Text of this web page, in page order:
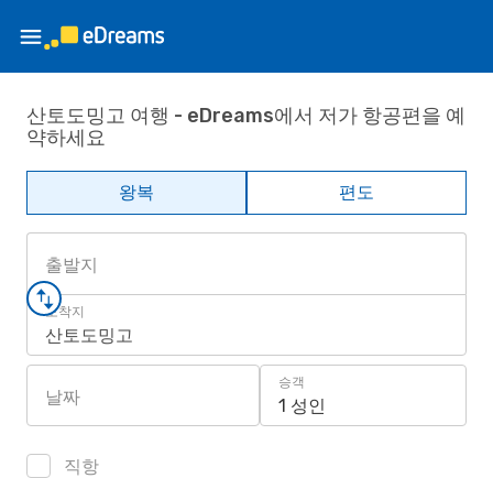
산토도밍고 여행 - eDreams에서 저가 항공편을 예
약하세요
왕복 편도
출발지
도착지
산토도밍고
날짜
승객
1 성인
직항